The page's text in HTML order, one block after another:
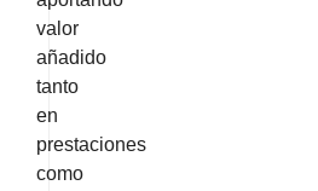
valor
añadido
tanto
en
prestaciones
como